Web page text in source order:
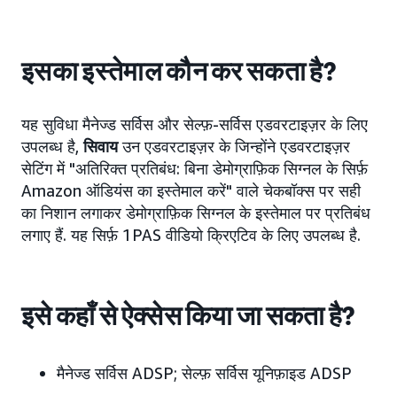
इसका इस्तेमाल कौन कर सकता है?
यह सुविधा मैनेज्ड सर्विस और सेल्फ़-सर्विस एडवरटाइज़र के लिए
उपलब्ध है,सिवायउन एडवरटाइज़र के जिन्होंने एडवरटाइज़र
सेटिंग में "अतिरिक्त प्रतिबंध: बिना डेमोग्राफ़िक सिग्नल के सिर्फ़
Amazon ऑडियंस का इस्तेमाल करें" वाले चेकबॉक्स पर सही
का निशान लगाकर डेमोग्राफ़िक सिग्नल के इस्तेमाल पर प्रतिबंध
लगाए हैं. यह सिर्फ़ 1PAS वीडियो क्रिएटिव के लिए उपलब्ध है.
इसे कहाँ से ऐक्सेस किया जा सकता है?
मैनेज्ड सर्विस ADSP; सेल्फ़ सर्विस यूनिफ़ाइड ADSP